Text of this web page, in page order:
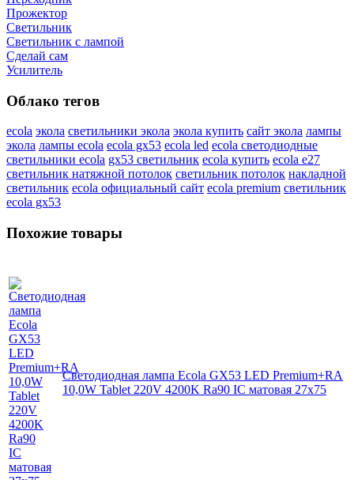
Прожектор
Светильник
Светильник c лампой
Сделай сам
Усилитель
Облако тегов
ecola экола светильники экола экола купить сайт экола лампы
экола лампы ecola ecola gx53 ecola led ecola светодиодные
светильники ecola gx53 светильник ecola купить ecola e27
светильник натяжной потолок светильник потолок накладной
светильник ecola официальный сайт ecola premium светильник
ecola gx53
Похожие товары
Светодиодная лампа Ecola GX53 LED Premium+RA
10,0W Tablet 220V 4200K Ra90 IC матовая 27x75